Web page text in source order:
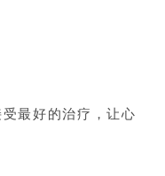
最好的治疗，让心